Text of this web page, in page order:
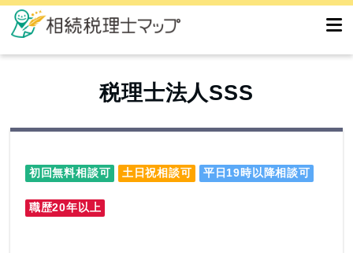
税理士法人SSS
初回無料相談可 土日祝相談可 平日19時以降相談可
職歴20年以上